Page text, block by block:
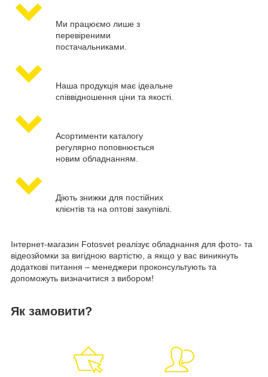
Ми працюємо лише з
перевіреними
постачальниками.
Наша продукція має ідеальне
співвідношення ціни та якості.
Асортименти каталогу
регулярно поповнюється
новим обладнанням.
Діють знижки для постійних
клієнтів та на оптові закупівлі.
Інтернет-магазин Fotosvet реалізує обладнання для фото- та
відеозйомки за вигідною вартістю, а якщо у вас виникнуть
додаткові питання – менеджери проконсультують та
допоможуть визначитися з вибором!
Як замовити?